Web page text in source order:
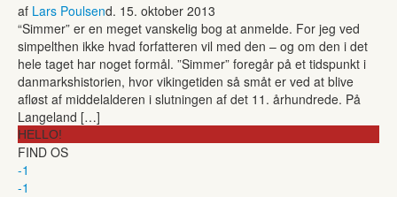
af Lars Poulsend. 15. oktober 2013
“Simmer” er en meget vanskelig bog at anmelde. For jeg ved
simpelthen ikke hvad forfatteren vil med den – og om den i det
hele taget har noget formål. ”Simmer” foregår på et tidspunkt i
danmarkshistorien, hvor vikingetiden så småt er ved at blive
afløst af middelalderen i slutningen af det 11. århundrede. På
Langeland […]
HELLO!
FIND OS
-1
-1